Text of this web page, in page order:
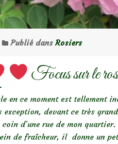
Publié dansRosiers
Focus sur le
en ce moment est tellement
exception, devant ce très
d’une rue de mon quartier.
de fraîcheur, il donne un